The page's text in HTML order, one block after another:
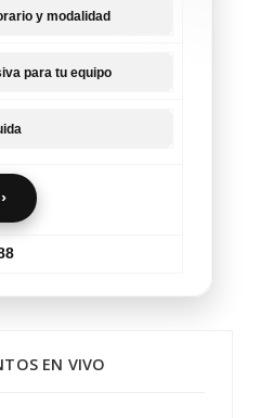
y modalidad
para tu equipo
EN VIVO